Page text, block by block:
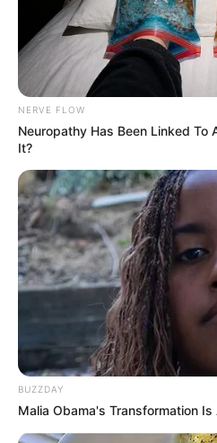
Fail! 10 Potret Makanan
Dimasak yang Bikin
Nggak Selera
10 Pose Manekin Anti
Mainstream yang
Banget
NERVE FLOW
Neuropathy Has Been Linked To
It?
BUZZDAY
Malia Obama's Transformation Is